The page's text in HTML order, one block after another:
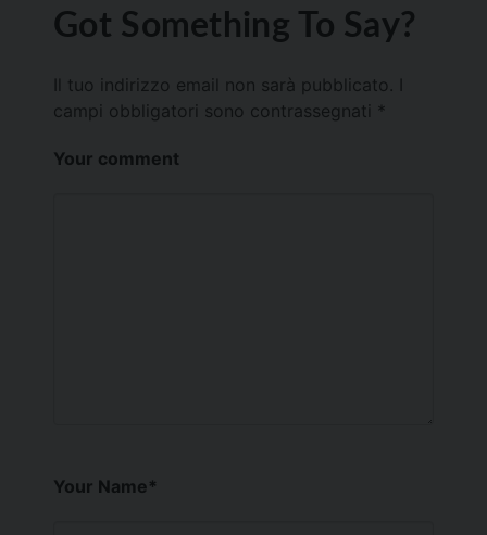
Got Something To Say?
Il tuo indirizzo email non sarà pubblicato.
campi obbligatori sono contrassegnati *
Your comment
Your Name*